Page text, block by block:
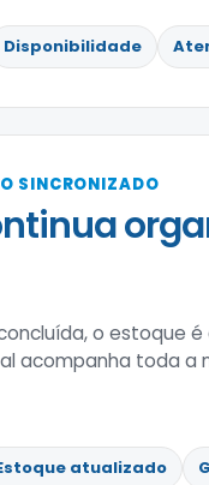
Disponibilidade
SINCRONIZADO
o estoque
acompanha toda a
atualizado